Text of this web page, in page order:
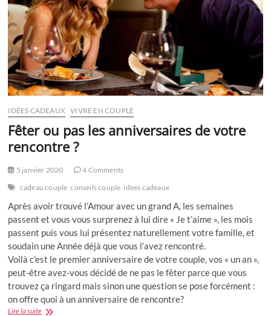
IDÉES CADEAUX VIVRE EN COUPLE
Fêter ou pas les anniversaires de votre
rencontre ?
5 janvier 2020
4 Comments
cadeau couple conseils couple idees cadeaux
Après avoir trouvé l’Amour avec un grand A, les semaines
passent et vous vous surprenez à lui dire « Je t’aime », les mois
passent puis vous lui présentez naturellement votre famille, et
soudain une Année déjà que vous l’avez rencontré.
Voilà c’est le premier anniversaire de votre couple, vos « un an »,
peut-être avez-vous décidé de ne pas le fêter parce que vous
trouvez ça ringard mais sinon une question se pose forcément :
on offre quoi à un anniversaire de rencontre?
Lire la suiteFêter